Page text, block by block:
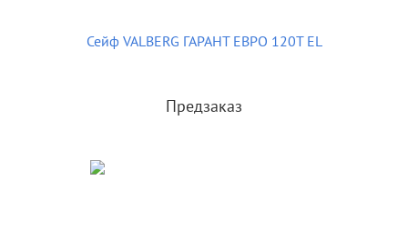
Сейф VALBERG ГАРАНТ ЕВРО 120Т EL
Предзаказ